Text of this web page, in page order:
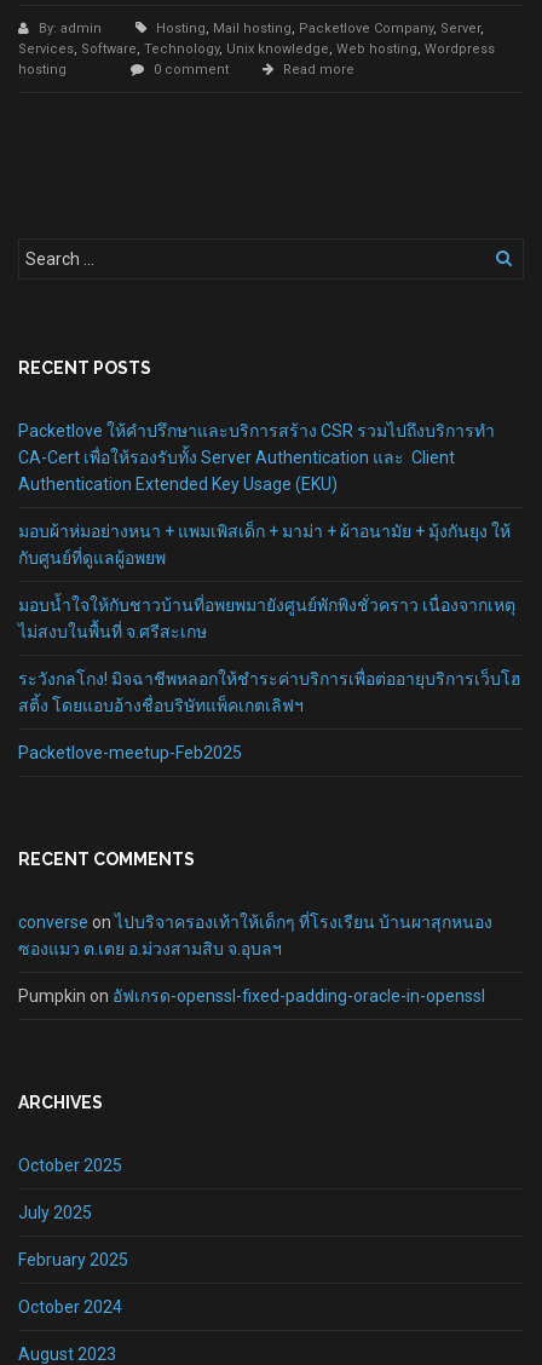
By: admin Hosting, Mail hosting, Packetlove Company, Server,
Services, Software, Technology, Unix knowledge, Web hosting, Wordpress
hosting
0 comment Read more
RECENT POSTS
Packetlove ให้คำปรึกษาและบริการสร้าง CSR รวมไปถึงบริการทำ
CA-Cert เพื่อให้รองรับทั้ง Server Authentication และ Client
Authentication Extended Key Usage (EKU)
มอบผ้าห่มอย่างหนา + แพมเพิสเด็ก + มาม่า + ผ้าอนามัย + มุ้งกันยุง ให้
กับศูนย์ที่ดูแลผู้อพยพ
มอบน้ำใจให้กับชาวบ้านที่อพยพมายังศูนย์พักพิงชั่วคราว เนื่องจากเหตุ
ไม่สงบในพื้นที่ จ.ศรีสะเกษ
ระวังกลโกง! มิจฉาชีพหลอกให้ชำระค่าบริการเพื่อต่ออายุบริการเว็บโฮ
สติ้ง โดยแอบอ้างชื่อบริษัทแพ็คเกตเลิฟฯ
Packetlove-meetup-Feb2025
RECENT COMMENTS
converse onไปบริจาครองเท้าให้เด็กๆ ที่โรงเรียน บ้านผาสุกหนอง
ซองแมว ต.เตย อ.ม่วงสามสิบ จ.อุบลฯ
Pumpkin on อัฟเกรด-openssl-fixed-padding-oracle-in-openssl
ARCHIVES
October 2025
July 2025
February 2025
October 2024
August 2023